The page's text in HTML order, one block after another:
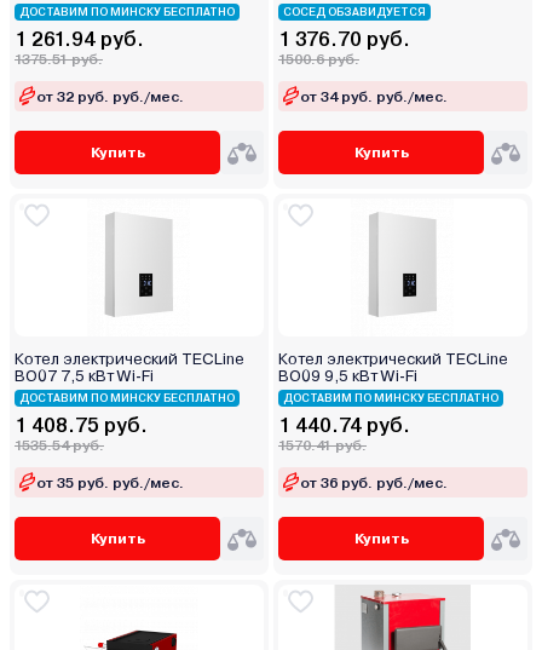
ДОСТАВИМ ПО МИНСКУ БЕСПЛАТНО
1 261.94 руб.
1375.51 руб.
от 32 руб. руб./мес.
Купить
СОСЕД ОБЗАВИДУЕТСЯ
1 376.70 руб.
1500.6 руб.
от 34 руб. руб./мес.
Купить
Котел электрический TECLine
BO07 7,5 кВт Wi-Fi
ДОСТАВИМ ПО МИНСКУ БЕСПЛАТНО
1 408.75 руб.
1535.54 руб.
от 35 руб. руб./мес.
Купить
Котел электрический TECLine
BO09 9,5 кВт Wi-Fi
ДОСТАВИМ ПО МИНСКУ БЕСПЛАТНО
1 440.74 руб.
1570.41 руб.
от 36 руб. руб./мес.
Купить